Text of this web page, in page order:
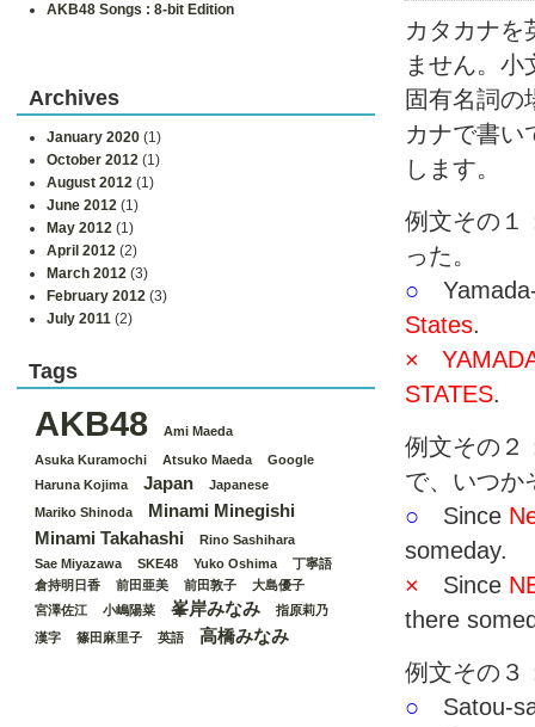
カタカナを
ません。
固有名詞の
カナで書い
します。
例文その１
った。
○
States.
×
STATES.
例文その２
で、いつか
○ Since
someday.
× Since
there
例文その３
○ Satou-
AKB48 Songs : 8-bit Edition
Archives
January 2020 (1)
October 2012 (1)
August 2012 (1)
June 2012 (1)
May 2012 (1)
April 2012 (2)
March 2012 (3)
February 2012 (3)
July 2011 (2)
Tags
AKB48
Ami Maeda
Asuka Kuramochi
Atsuko Maeda
Google
Haruna Kojima
Japan
Japanese
Mariko Shinoda
Minami Minegishi
Minami Takahashi
Rino Sashihara
Sae Miyazawa
SKE48 Yuko Oshima
丁寧語
倉持明日香
前田亜美 前田敦子
大島優子
宮澤佐江
小嶋陽菜 峯岸みなみ
指原莉乃
漢字
篠田麻里子 英語 高橋みなみ